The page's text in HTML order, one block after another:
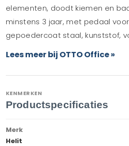
elementen, doodt kiemen en
minstens 3 jaar, met pedaal
gepoedercoat staal, kunststof,
Lees meer bij OTTO Office »
KENMERKEN
Productspecificaties
Merk
Helit